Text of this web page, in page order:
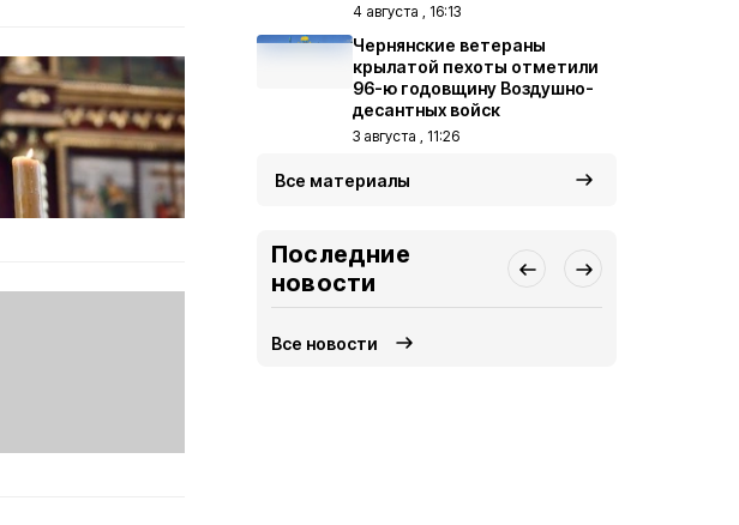
4 августа , 16:13
Чернянские ветераны
крылатой пехоты отметили
96-ю годовщину Воздушно-
десантных войск
3 августа , 11:26
Все материалы
Последние
новости
Все новости